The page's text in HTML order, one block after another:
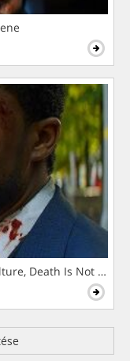
Death Is Not The